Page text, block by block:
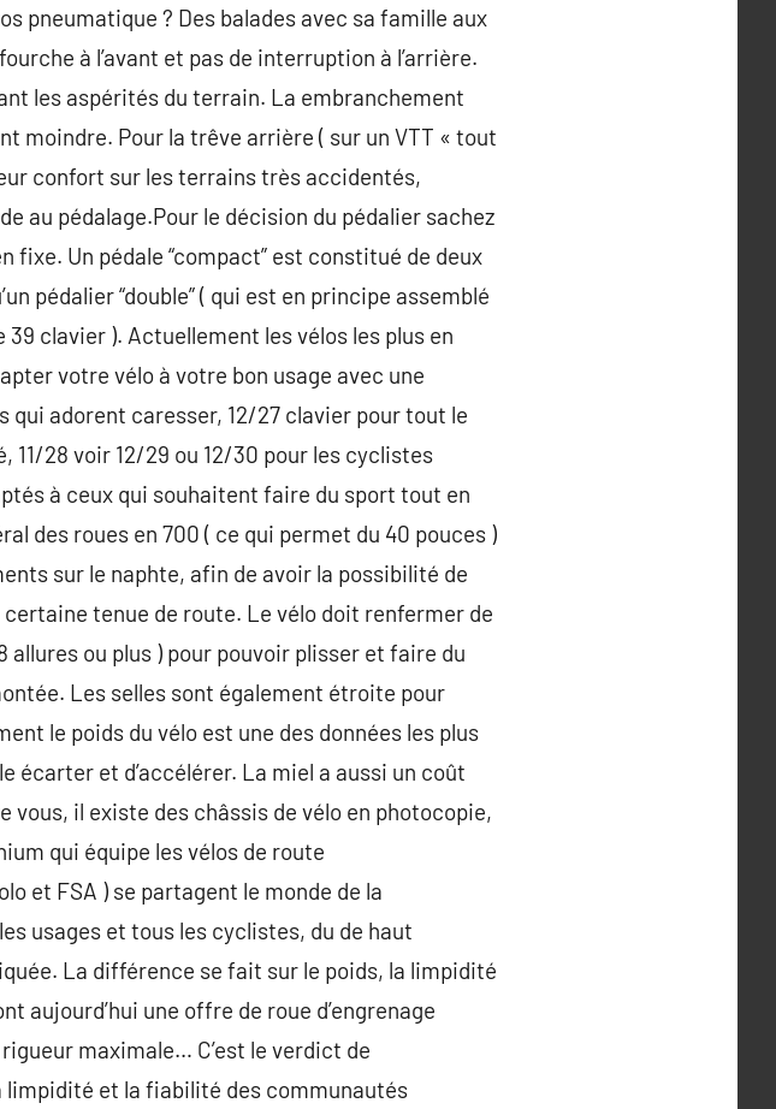
pneumatique ? Des balades avec sa famille aux
à l’avant et pas de interruption à l’arrière.
les aspérités du terrain. La embranchement
moindre. Pour la trêve arrière ( sur un VTT « tout
confort sur les terrains très accidentés,
au pédalage.Pour le décision du pédalier sachez
Un pédale “compact” est constitué de deux
pédalier “double” ( qui est en principe assemblé
clavier ). Actuellement les vélos les plus en
votre vélo à votre bon usage avec une
qui adorent caresser, 12/27 clavier pour tout le
28 voir 12/29 ou 12/30 pour les cyclistes
à ceux qui souhaitent faire du sport tout en
des roues en 700 ( ce qui permet du 40 pouces )
sur le naphte, afin de avoir la possibilité de
tenue de route. Le vélo doit renfermer de
ou plus ) pour pouvoir plisser et faire du
Les selles sont également étroite pour
le poids du vélo est une des données les plus
écarter et d’accélérer. La miel a aussi un coût
vous, il existe des châssis de vélo en photocopie,
qui équipe les vélos de route
et FSA ) se partagent le monde de la
usages et tous les cyclistes, du de haut
La différence se fait sur le poids, la limpidité
aujourd’hui une offre de roue d’engrenage
maximale… C’est le verdict de
et la fiabilité des communautés